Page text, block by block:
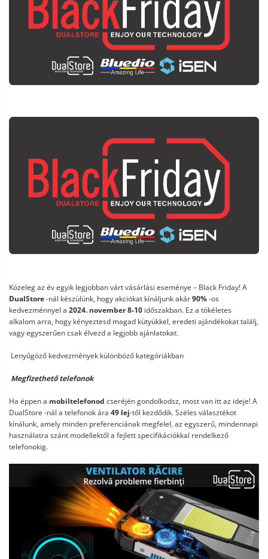
Közeleg az év egyik legjobban várt vásárlási eseménye – Black Friday! A
DualStore-nál készülünk, hogy akciókat kínáljunk akár90%-os
kedvezménnyel a 2024. november 8-10 időszakban. Ez a tökéletes
alkalom arra, hogy kényeztesd magad kütyükkel, eredeti ajándékokat találj,
vagy egyszerűen csak élvezd a legjobb ajánlatokat.
Lenyűgöző kedvezmények különböző kategóriákban
Megfizethető telefonok
Ha éppen a mobiltelefonod cseréjén gondolkodsz, most van itt az ideje! A
DualStore -nál a telefonok ára 49 lej-től kezdődik. Széles választékot
kínálunk, amely minden preferenciának megfelel, az egyszerű, mindennapi
használatra szánt modellektől a fejlett specifikációkkal rendelkező
telefonokig.